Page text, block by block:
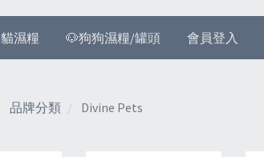
貓濕糧 🐶狗狗濕糧/罐頭 會員登入
品牌分類 Divine Pets